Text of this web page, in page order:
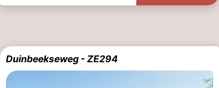
Duinbeekseweg - ZE294